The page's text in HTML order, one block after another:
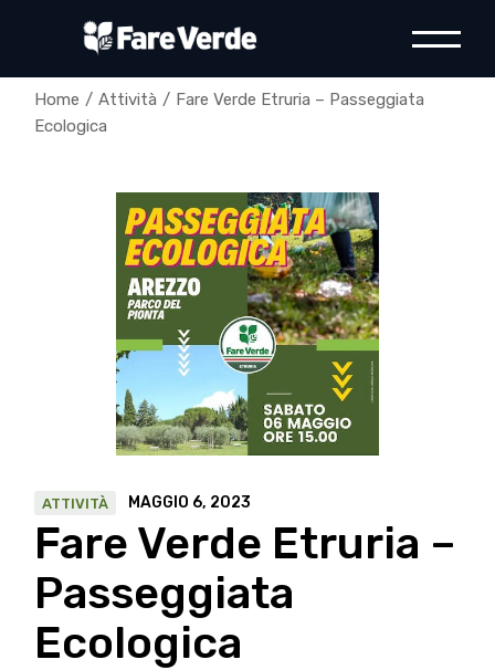
Home Attività
Fare Verde Etruria – Passeggiata
Ecologica
ATTIVITÀ MAGGIO 6, 2023
Fare Verde Etruria –
Passeggiata
Ecologica